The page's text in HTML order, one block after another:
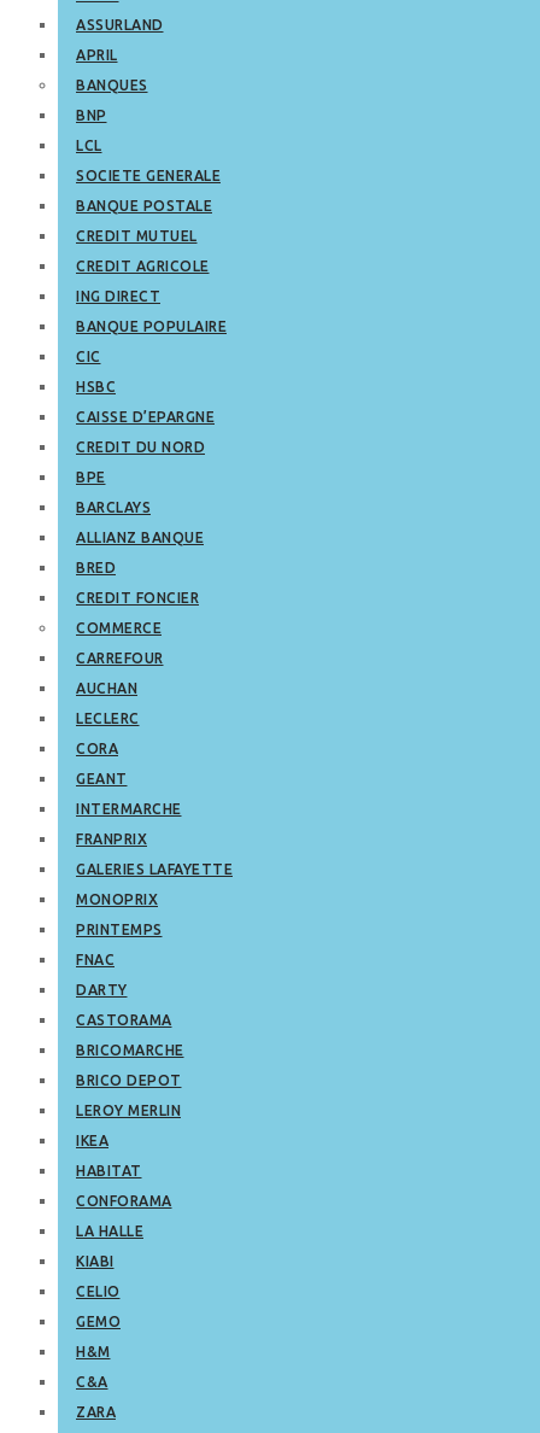
ASSURLAND
APRIL
BANQUES
BNP
LCL
SOCIETE GENERALE
BANQUE POSTALE
CREDIT MUTUEL
CREDIT AGRICOLE
ING DIRECT
BANQUE POPULAIRE
CIC
HSBC
CAISSE D’EPARGNE
CREDIT DU NORD
BPE
BARCLAYS
ALLIANZ BANQUE
BRED
CREDIT FONCIER
COMMERCE
CARREFOUR
AUCHAN
LECLERC
CORA
GEANT
INTERMARCHE
FRANPRIX
GALERIES LAFAYETTE
MONOPRIX
PRINTEMPS
FNAC
DARTY
CASTORAMA
BRICOMARCHE
BRICO DEPOT
LEROY MERLIN
IKEA
HABITAT
CONFORAMA
LA HALLE
KIABI
CELIO
GEMO
H&M
C&A
ZARA